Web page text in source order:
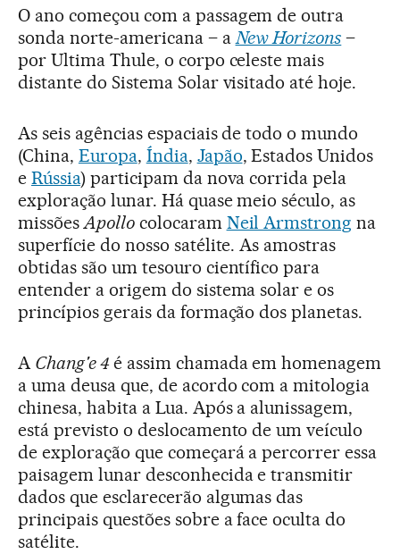
O ano começou com a passagem de outra
sonda norte-americana – aNew Horizons –
por Ultima Thule, o corpo celeste mais
distante do Sistema Solar visitado até hoje.
As seis agências espaciais de todo o mundo
(China, Europa, Índia, Japão, Estados Unidos
e Rússia) participam da nova corrida pela
exploração lunar. Há quase meio século, as
missõesApollocolocaram Neil Armstrong na
superfície do nosso satélite. As amostras
obtidas são um tesouro científico para
entender a origem do sistema solar e os
princípios gerais da formação dos planetas.
A Chang'e 4é assim chamada em homenagem
a uma deusa que, de acordo com a mitologia
chinesa, habita a Lua. Após a alunissagem,
está previsto o deslocamento de um veículo
de exploração que começará a percorrer essa
paisagem lunar desconhecida e transmitir
dados que esclarecerão algumas das
principais questões sobre a face oculta do
satélite.